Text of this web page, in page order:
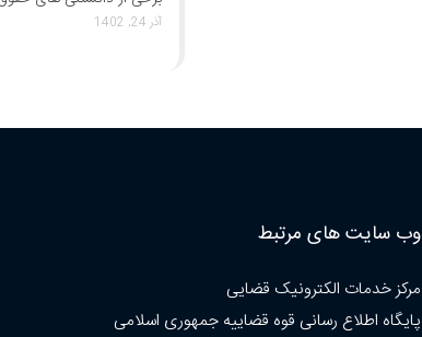
آذر 24, 1402
وب سایت های مرتبط
مرکز خدمات الکترونیک قضایی
پایگاه اطلاع رسانی قوه قضاییه جمهوری اسلامی